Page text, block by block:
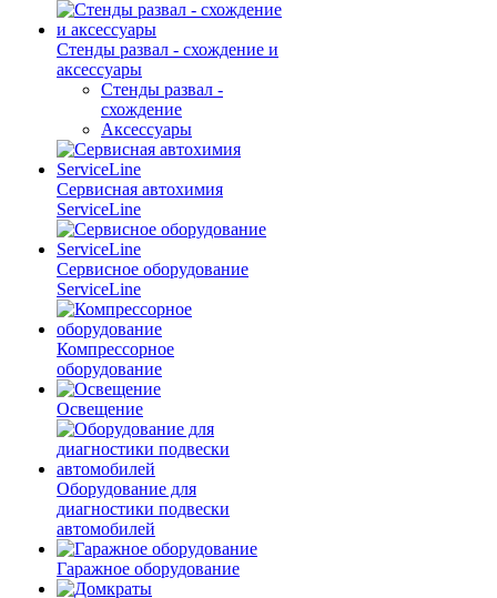
Стенды развал - схождение и
аксессуары
Стенды развал -
схождение
Аксессуары
Сервисная автохимия
ServiceLine
Сервисное оборудование
ServiceLine
Компрессорное
оборудование
Освещение
Оборудование для
диагностики подвески
автомобилей
Гаражное оборудование